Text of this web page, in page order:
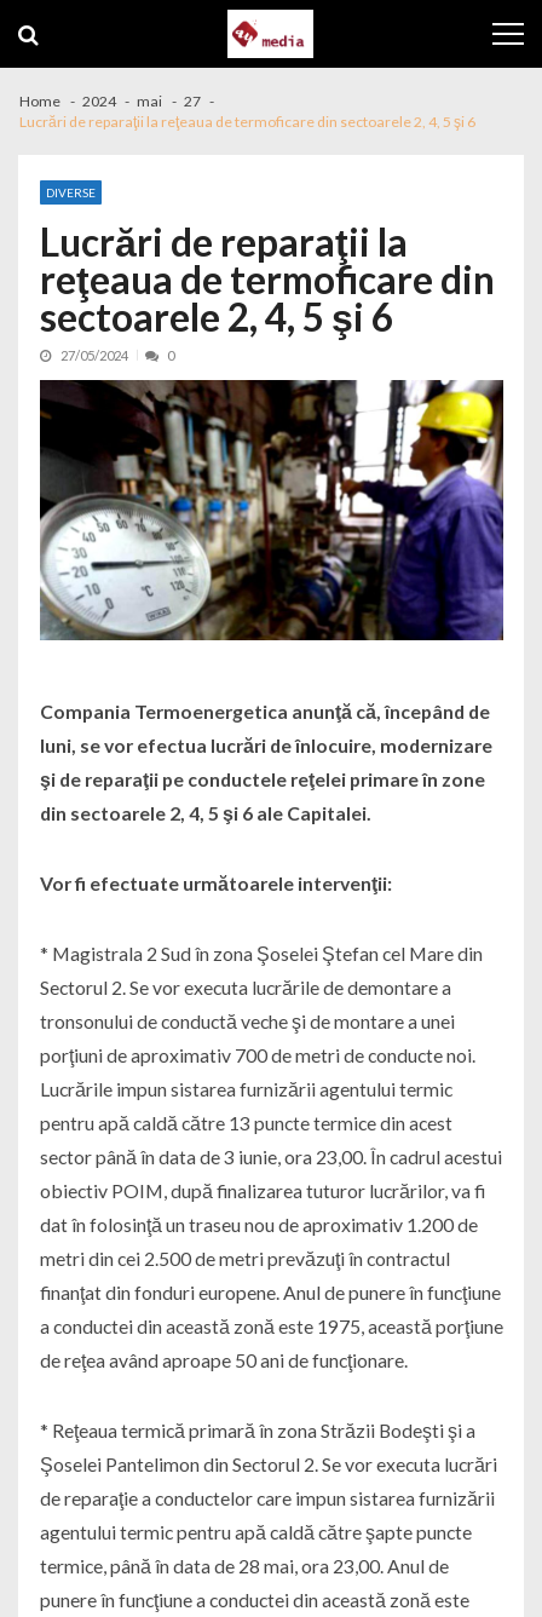
Home 2024 mai
27
Lucrări de reparaţii la reţeaua de termoficare din sectoarele 2, 4, 5 şi 6
DIVERSE
Lucrări de reparaţii la
reţeaua de termoficare din
sectoarele 2, 4, 5 şi 6
27/05/2024 0
Compania Termoenergetica anunţă că, începând de
luni, se vor efectua lucrări de înlocuire, modernizare
şi de reparaţii pe conductele reţelei primare în zone
din sectoarele 2, 4, 5 şi 6 ale Capitalei.
Vor fi efectuate următoarele intervenţii:
* Magistrala 2 Sud în zona Şoselei Ştefan cel Mare din
Sectorul 2. Se vor executa lucrările de demontare a
tronsonului de conductă veche şi de montare a unei
porţiuni de aproximativ 700 de metri de conducte noi.
Lucrările impun sistarea furnizării agentului termic
pentru apă caldă către 13 puncte termice din acest
sector până în data de 3 iunie, ora 23,00. În cadrul acestui
obiectiv POIM, după finalizarea tuturor lucrărilor, va fi
dat în folosinţă un traseu nou de aproximativ 1.200 de
metri din cei 2.500 de metri prevăzuţi în contractul
finanţat din fonduri europene. Anul de punere în funcţiune
a conductei din această zonă este 1975, această porţiune
de reţea având aproape 50 ani de funcţionare.
* Reţeaua termică primară în zona Străzii Bodeşti şi a
Şoselei Pantelimon din Sectorul 2. Se vor executa lucrări
de reparaţie a conductelor care impun sistarea furnizării
agentului termic pentru apă caldă către şapte puncte
termice, până în data de 28 mai, ora 23,00. Anul de
punere în funcţiune a conductei din această zonă este